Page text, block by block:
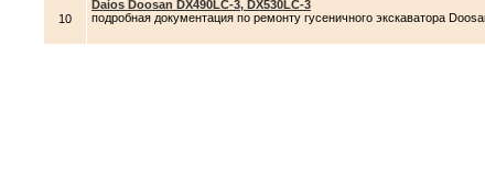
10
Daios Doosan DX490LC-3, DX530LC-3
подробная документация по ремонту гусеничного экскаватора